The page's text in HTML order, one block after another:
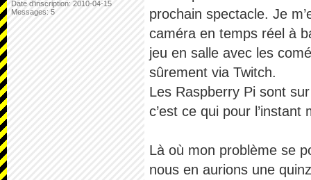
Date d'inscription: 2010-04-15
Messages: 5
prochain spectacle. Je
caméra en temps réel à
jeu en salle avec les
sûrement via Twitch.
Les Raspberry Pi sont
c’est ce qui pour l’instant
Là où mon problème se
nous en aurions une